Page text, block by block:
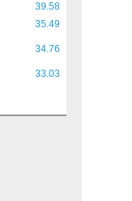
39.58
35.49
34.76
33.03